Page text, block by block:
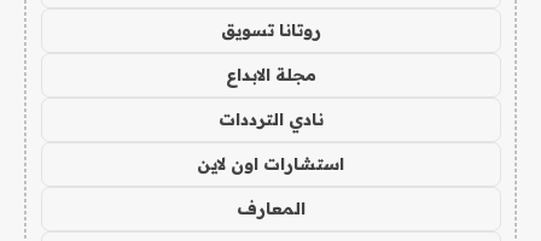
روتانا تسويق
مجلة الابداع
نادي الترددات
استشارات اون لاين
المعارف